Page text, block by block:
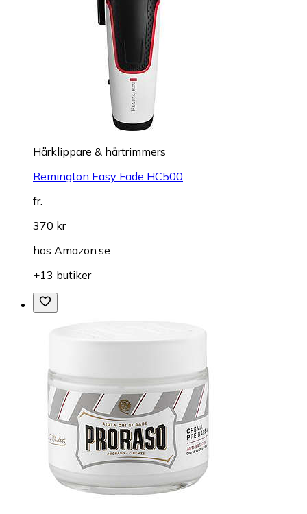
Hårklippare & hårtrimmers
Remington Easy Fade HC500
fr.
370 kr
hos Amazon.se
+13 butiker